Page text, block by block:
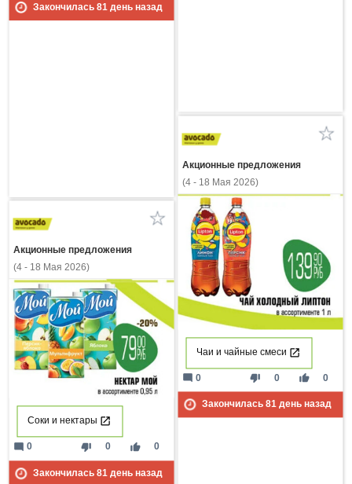
Закончилась 81 день назад
Акционные предложения
(4 - 18 Мая 2026)
Чаи и чайные смеси
thumb_down 0 thumb_up 0
mode_comment 0
Закончилась 81день назад
Акционные предложения
(4 - 18 Мая 2026)
Соки и нектары
thumb_down 0 thumb_up 0
mode_comment 0
Закончилась 81день назад